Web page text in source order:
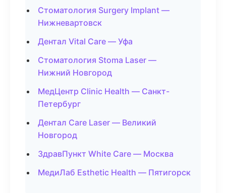
Стоматология Surgery Implant —
Нижневартовск
Дентал Vital Care — Уфа
Стоматология Stoma Laser —
Нижний Новгород
МедЦентр Clinic Health — Санкт-
Петербург
Дентал Care Laser — Великий
Новгород
ЗдравПункт White Care — Москва
МедиЛаб Esthetic Health — Пятигорск